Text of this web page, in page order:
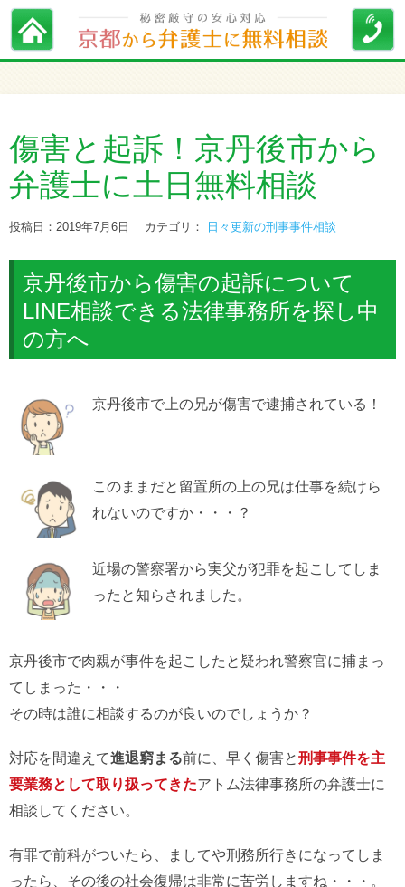
傷害と起訴！京丹後市から
弁護士に土日無料相談
投稿日：2019年7月6日 カテゴリ： 日々更新の刑事事件相談
京丹後市から傷害の起訴について
LINE相談できる法律事務所を探し中
の方へ
京丹後市で上の兄が傷害で逮捕されている！
このままだと留置所の上の兄は仕事を続けら
れないのですか・・・？
近場の警察署から実父が犯罪を起こしてしま
ったと知らされました。
京丹後市で肉親が事件を起こしたと疑われ警察官に捕まっ
てしまった・・・
その時は誰に相談するのが良いのでしょうか？
対応を間違えて進退窮まる前に、早く傷害と刑事事件を主
要業務として取り扱ってきたアトム法律事務所の弁護士に
相談してください。
有罪で前科がついたら、ましてや刑務所行きになってしま
ったら、その後の社会復帰は非常に苦労しますね・・・。